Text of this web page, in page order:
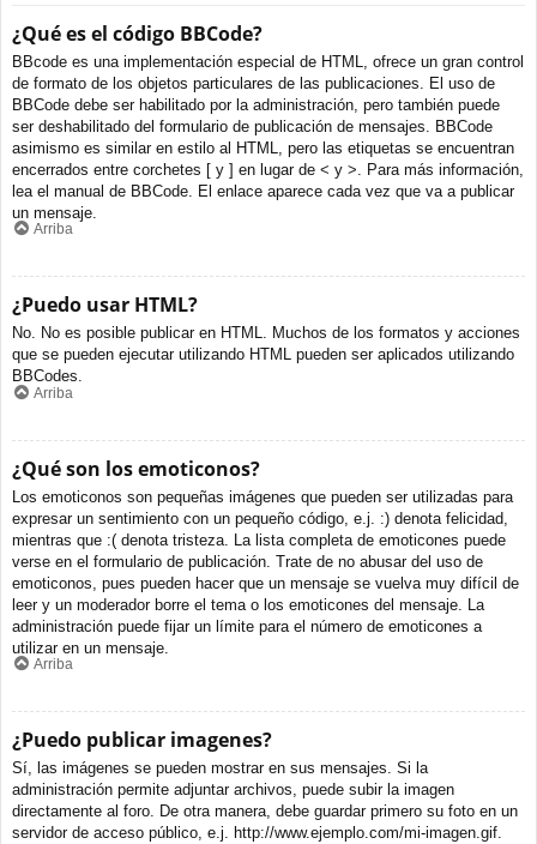
¿Qué es el código BBCode?
BBcode es una implementación especial de HTML, ofrece un gran control
de formato de los objetos particulares de las publicaciones. El uso de
BBCode debe ser habilitado por la administración, pero también puede
ser deshabilitado del formulario de publicación de mensajes. BBCode
asimismo es similar en estilo al HTML, pero las etiquetas se encuentran
encerrados entre corchetes [ y ] en lugar de < y >. Para más información,
lea el manual de BBCode. El enlace aparece cada vez que va a publicar
un mensaje.
Arriba
¿Puedo usar HTML?
No. No es posible publicar en HTML. Muchos de los formatos y acciones
que se pueden ejecutar utilizando HTML pueden ser aplicados utilizando
BBCodes.
Arriba
¿Qué son los emoticonos?
Los emoticonos son pequeñas imágenes que pueden ser utilizadas para
expresar un sentimiento con un pequeño código, e.j. :) denota felicidad,
mientras que :( denota tristeza. La lista completa de emoticones puede
verse en el formulario de publicación. Trate de no abusar del uso de
emoticonos, pues pueden hacer que un mensaje se vuelva muy difícil de
leer y un moderador borre el tema o los emoticones del mensaje. La
administración puede fijar un límite para el número de emoticones a
utilizar en un mensaje.
Arriba
¿Puedo publicar imagenes?
Sí, las imágenes se pueden mostrar en sus mensajes. Si la
administración permite adjuntar archivos, puede subir la imagen
directamente al foro. De otra manera, debe guardar primero su foto en un
servidor de acceso público, e.j. http://www.ejemplo.com/mi-imagen.gif.